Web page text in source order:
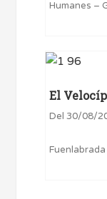
Humanes –
El
Del 30/08/